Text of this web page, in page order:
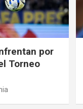
por
Torneo